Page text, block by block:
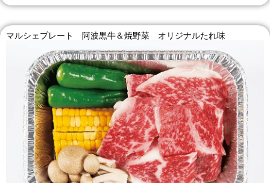
マルシェプレート 阿波黒牛＆焼野菜 オリジナルたれ味